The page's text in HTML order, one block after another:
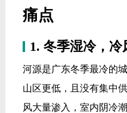
痛点
1. 冬季湿冷，冷
河源是广东冬季最冷的
山区更低，且没有集中
风大量渗入，室内阴冷